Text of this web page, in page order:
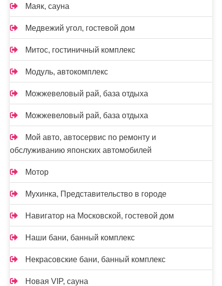
Маяк, сауна
Медвежий угол, гостевой дом
Митос, гостиничный комплекс
Модуль, автокомплекс
Можжевеловый рай, база отдыха
Можжевеловый рай, база отдыха
Мой авто, автосервис по ремонту и
обслуживанию японских автомобилей
Мотор
Мухинка, Представительство в городе
Навигатор на Московской, гостевой дом
Наши бани, банный комплекс
Некрасовские бани, банный комплекс
Новая VIP, сауна